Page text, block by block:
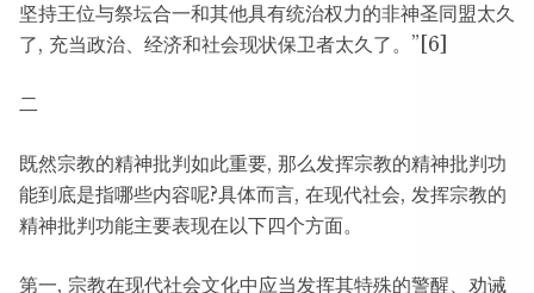
坚持王位与祭坛合一和其他具有统治权力的非神圣同盟太久
了, 充当政治、经济和社会现状保卫者太久了。”[6]
二
既然宗教的精神批判如此重要, 那么发挥宗教的精神批判功
能到底是指哪些内容呢?具体而言, 在现代社会, 发挥宗教的
精神批判功能主要表现在以下四个方面。
第一, 宗教在现代社会文化中应当发挥其特殊的警醒、劝诫